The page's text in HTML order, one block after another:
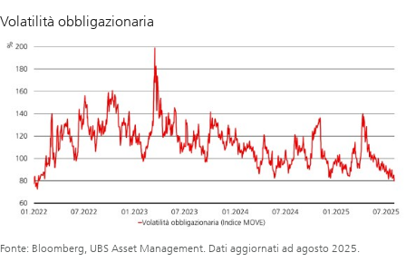
Volatilità obbligazionaria
Fonte: Bloomberg, UBS Asset Management. Dati aggiornati ad agosto 2025.